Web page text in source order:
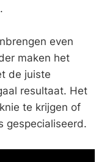
even
maken het
de juiste
resultaat. Het
te krijgen of
gespecialiseerd.